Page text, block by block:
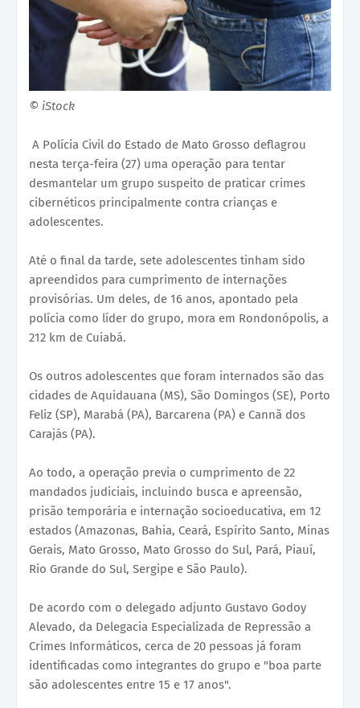
© iStock
A Polícia Civil do Estado de Mato Grosso deflagrou
nesta terça-feira (27) uma operação para tentar
desmantelar um grupo suspeito de praticar crimes
cibernéticos principalmente contra crianças e
adolescentes.
Até o final da tarde, sete adolescentes tinham sido
apreendidos para cumprimento de internações
provisórias. Um deles, de 16 anos, apontado pela
polícia como líder do grupo, mora em Rondonópolis, a
212 km de Cuiabá.
Os outros adolescentes que foram internados são das
cidades de Aquidauana (MS), São Domingos (SE), Porto
Feliz (SP), Marabá (PA), Barcarena (PA) e Cannã dos
Carajás (PA).
Ao todo, a operação previa o cumprimento de 22
mandados judiciais, incluindo busca e apreensão,
prisão temporária e internação socioeducativa, em 12
estados (Amazonas, Bahia, Ceará, Espírito Santo, Minas
Gerais, Mato Grosso, Mato Grosso do Sul, Pará, Piauí,
Rio Grande do Sul, Sergipe e São Paulo).
De acordo com o delegado adjunto Gustavo Godoy
Alevado, da Delegacia Especializada de Repressão a
Crimes Informáticos, cerca de 20 pessoas já foram
identificadas como integrantes do grupo e "boa parte
são adolescentes entre 15 e 17 anos".